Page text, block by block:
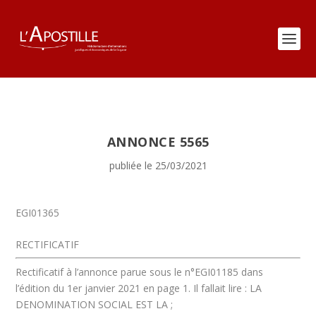
ANNONCE 5565
publiée le 25/03/2021
EGI01365
RECTIFICATIF
Rectificatif à l’annonce parue sous le n°EGI01185 dans
l’édition du 1er janvier 2021 en page 1. Il fallait lire : LA
DENOMINATION SOCIAL EST LA ;